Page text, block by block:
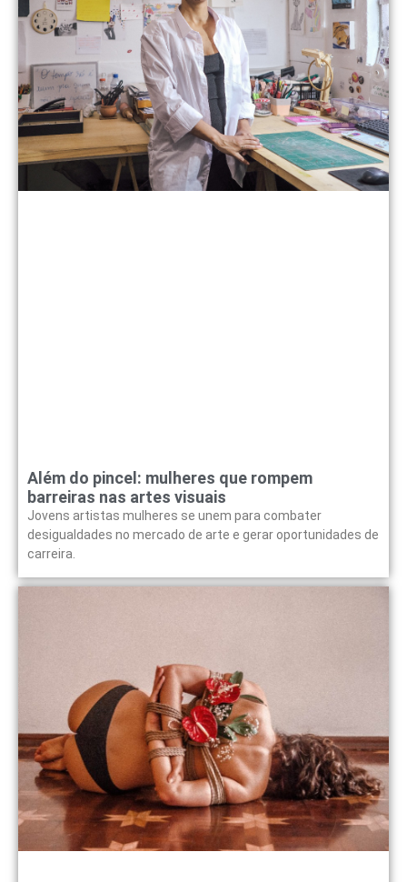
Além do pincel: mulheres que rompem
barreiras nas artes visuais
Jovens artistas mulheres se unem para combater
desigualdades no mercado de arte e gerar oportunidades de
carreira.